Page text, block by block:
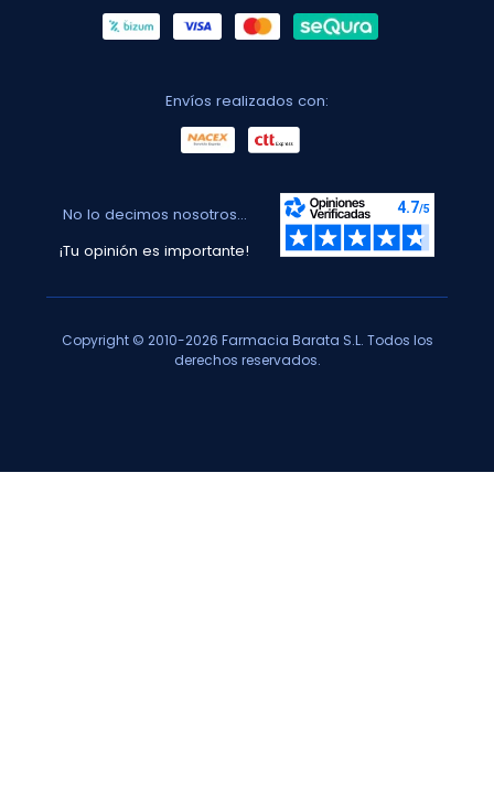
Envíos realizados con:
No lo decimos nosotros...
¡Tu opinión es importante!
Copyright © 2010-2026 Farmacia Barata S.L. Todos los
derechos reservados.